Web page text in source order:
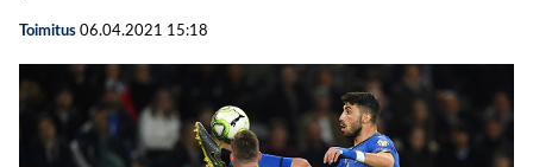
Toimitus 06.04.2021 15:18